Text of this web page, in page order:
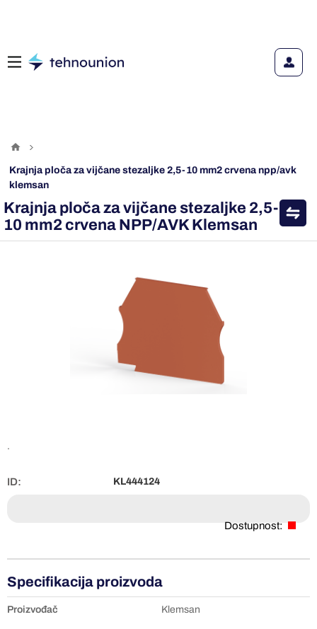
krajnja ploča za vijčane stezaljke 2,5-10 mm2 crvena npp/avk
klemsan
Krajnja ploča za vijčane stezaljke 2,5-
10 mm2 crvena NPP/AVK Klemsan
.
ID: KL444124
Dostupnost:
Specifikacija proizvoda
Proizvođač Klemsan